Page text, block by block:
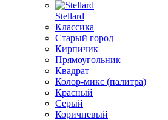
Stellard
Классика
Старый город
Кирпичик
Прямоугольник
Квадрат
Колор-микс (палитра)
Красный
Серый
Коричневый